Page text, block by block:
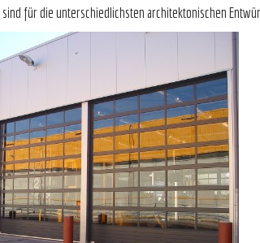
für die unterschiedlichsten architektonischen